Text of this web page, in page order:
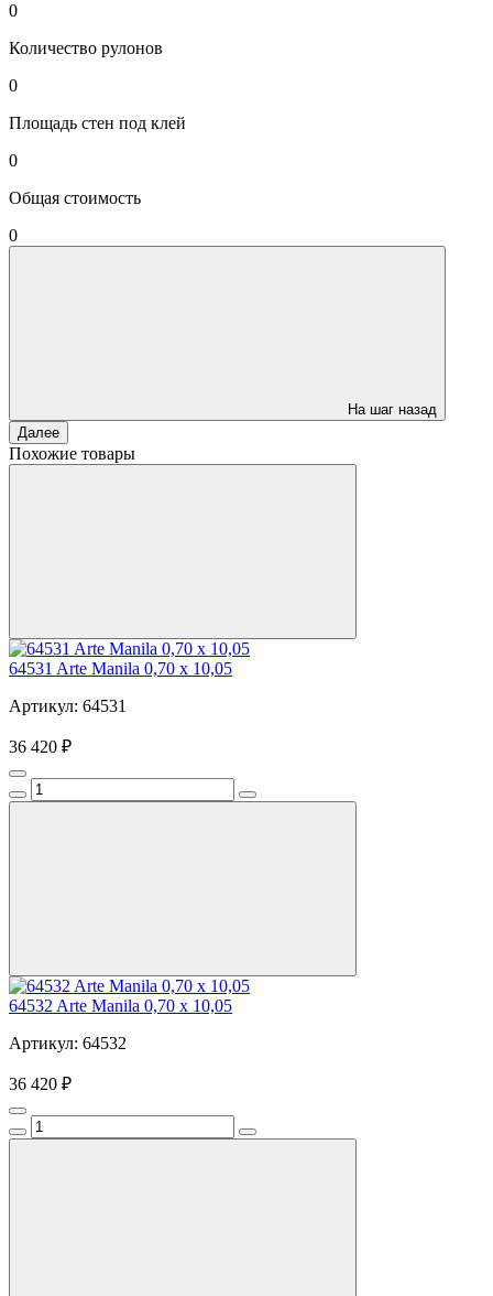
0
Количество рулонов
0
Площадь стен под клей
0
Общая стоимость
0
На шаг назад
Далее
Похожие товары
64531 Arte Manila 0,70 х 10,05
Артикул: 64531
36 420 ₽
64532 Arte Manila 0,70 х 10,05
Артикул: 64532
36 420 ₽